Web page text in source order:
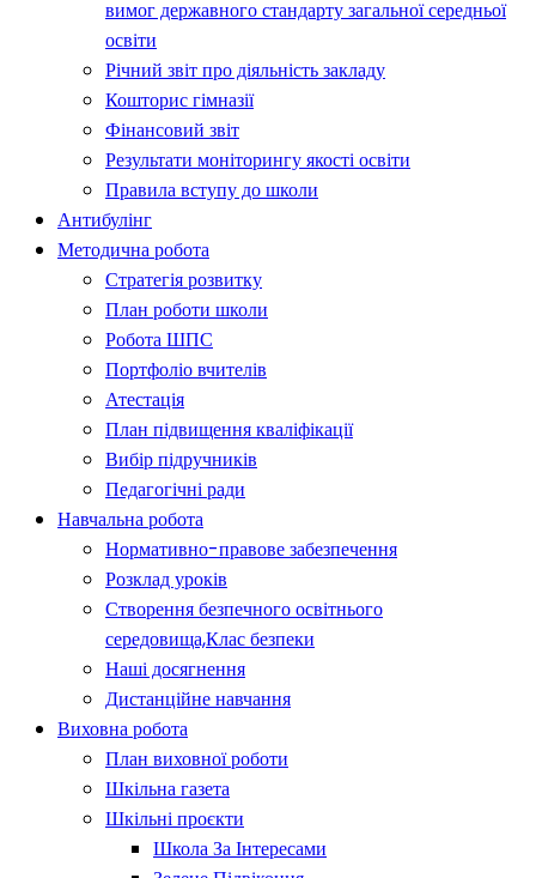
вимог державного стандарту загальної середньої
освіти
Річний звіт про діяльність закладу
Кошторис гімназії
Фінансовий звіт
Результати моніторингу якості освіти
Правила вступу до школи
Антибулінг
Методична робота
Стратегія розвитку
План роботи школи
Робота ШПС
Портфоліо вчителів
Атестація
План підвищення кваліфікації
Вибір підручників
Педагогічні ради
Навчальна робота
Нормативно-правове забезпечення
Розклад уроків
Створення безпечного освітнього
середовища,Клас безпеки
Наші досягнення
Дистанційне навчання
Виховна робота
План виховної роботи
Шкільна газета
Шкільні проєкти
Школа За Інтересами